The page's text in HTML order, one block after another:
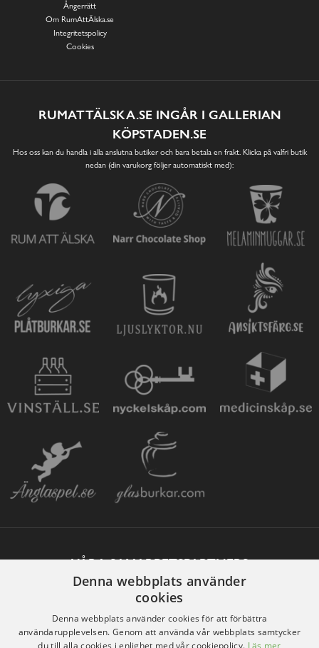
Ångerrätt
Om RumAttÄlska.se
Integritetspolicy
Cookies
RUMATTÄLSKA.SE INGÅR I GALLERIAN
KÖPSTADEN.SE
Hos oss kan du handla i alla anslutna butiker och bara betala en frakt. Klicka på valfri butik
nedan (din varukorg följer automatiskt med):
VÅRA SAMARBETSPARTNERS
Denna webbplats använder
cookies
Denna webbplats använder cookies för att förbättra
användarupplevelsen. Genom att använda vår webbplats samtycker
du till alla cookies i enlighet med vår cookiepolicy. Läs mer